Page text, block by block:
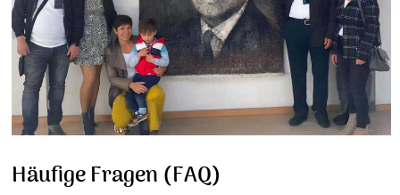
Häufige Fragen (FAQ)